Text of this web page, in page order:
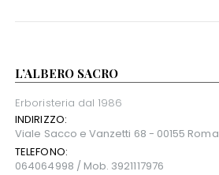
L’ALBERO SACRO
Erboristeria dal 1986
INDIRIZZO:
Viale Sacco e Vanzetti 68 - 00155 Roma
TELEFONO:
064064998 / Mob. 3921117976